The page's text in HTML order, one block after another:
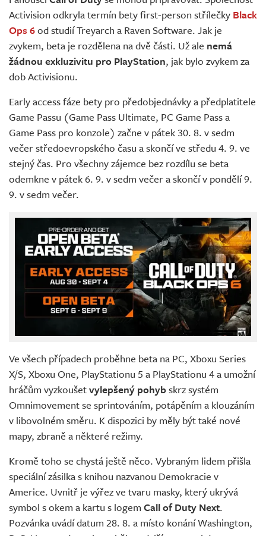
Živě
Activision odkryla termín bety first-person střílečky Black
Ops 6od studií Treyarch a Raven Software. Jak je
zvykem, beta je rozdělena na dvě části. Už ale nemá
žádnou exkluzivitu pro PlayStation, jak bylo zvykem za
dob Activisionu.
Early access fáze bety pro předobjednávky a předplatitele
Game Passu (Game Pass Ultimate, PC Game Pass a
Game Pass pro konzole) začne v pátek 30. 8. v sedm
večer středoevropského času a skončí ve středu 4. 9. ve
stejný čas. Pro všechny zájemce bez rozdílu se beta
odemkne v pátek 6. 9. v sedm večer a skončí v pondělí 9.
9. v sedm večer.
Ve všech případech proběhne beta na PC, Xboxu Series
X/S, Xboxu One, PlayStationu 5 a PlayStationu 4 a umožní
hráčům vyzkoušetvylepšený pohybskrz systém
Omnimovement se sprintováním, potápěním a klouzáním
v libovolném směru. K dispozici by měly být také nové
mapy, zbraně a některé režimy.
Kromě toho se chystá ještě něco. Vybraným lidem přišla
speciální zásilka s knihou nazvanou Demokracie v
Americe. Uvnitř je výřez ve tvaru masky, který ukrývá
symbol s okem a kartu s logem Call of Duty Next.
Pozvánka uvádí datum 28. 8. a místo konání Washington,